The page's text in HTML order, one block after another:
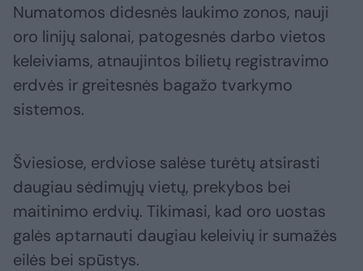
Numatomos didesnės laukimo zonos, nauji
oro linijų salonai, patogesnės darbo vietos
keleiviams, atnaujintos bilietų registravimo
erdvės ir greitesnės bagažo tvarkymo
sistemos.
Šviesiose, erdviose salėse turėtų atsirasti
daugiau sėdimųjų vietų, prekybos bei
maitinimo erdvių. Tikimasi, kad oro uostas
galės aptarnauti daugiau keleivių ir sumažės
eilės bei spūstys.